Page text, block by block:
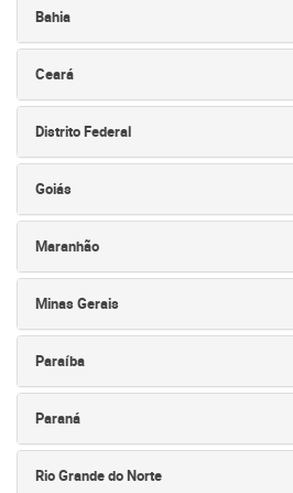
Bahia
Ceará
Distrito Federal
Goiás
Maranhão
Minas Gerais
Paraíba
Paraná
Rio Grande do Norte